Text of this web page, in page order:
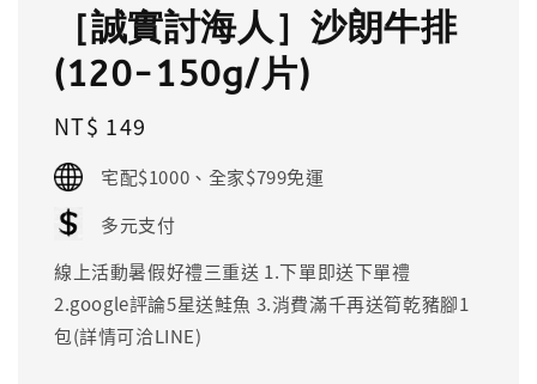
［誠實討海人］沙朗牛排
(120-150g/片)
Regular
price
NT$ 149
宅配$1000、全家$799免運
多元支付
線上活動暑假好禮三重送 1.下單即送下單禮
2.google評論5星送鮭魚 3.消費滿千再送筍乾豬腳1
包(詳情可洽LINE)